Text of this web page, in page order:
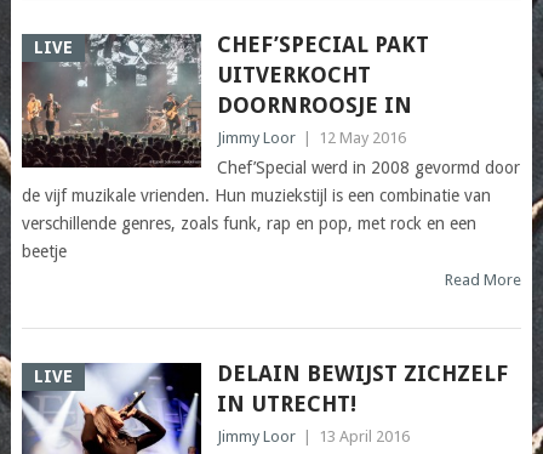
LIVE
CHEF’SPECIAL PAKT
UITVERKOCHT
DOORNROOSJE IN
Jimmy Loor 12 May 2016
Chef’Special werd in 2008 gevormd door
de vijf muzikale vrienden. Hun muziekstijl is een combinatie van
verschillende genres, zoals funk, rap en pop, met rock en een
beetje
Read More
LIVE
DELAIN BEWIJST ZICHZELF
IN UTRECHT!
Jimmy Loor 13 April 2016